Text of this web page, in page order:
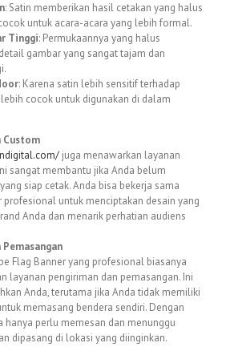
: Satin memberikan hasil cetakan yang halus
untuk acara-acara yang lebih formal.
Tinggi: Permukaannya yang halus
gambar yang sangat tajam dan
: Karena satin lebih sensitif terhadap
cocok untuk digunakan di dalam
Custom
juga menawarkan layanan
sangat membantu jika Anda belum
siap cetak. Anda bisa bekerja sama
profesional untuk menciptakan desain yang
Anda dan menarik perhatian audiens
Flag Banner yang profesional biasanya
layanan pengiriman dan pemasangan. Ini
Anda, terutama jika Anda tidak memiliki
memasang bendera sendiri. Dengan
hanya perlu memesan dan menunggu
dipasang di lokasi yang diinginkan.